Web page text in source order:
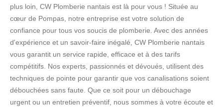
plus loin, CW Plomberie nantais est là pour vous ! Située au
cœur de Pompas, notre entreprise est votre solution de
confiance pour tous vos soucis de plomberie. Avec des années
d'expérience et un savoir-faire inégalé, CW Plomberie nantais
vous garantit un service rapide, efficace et à des tarifs
compétitifs. Nos experts, passionnés et dévoués, utilisent des
techniques de pointe pour garantir que vos canalisations soient
débouchées sans faute. Que ce soit pour un débouchage
urgent ou un entretien préventif, nous sommes à votre écoute et